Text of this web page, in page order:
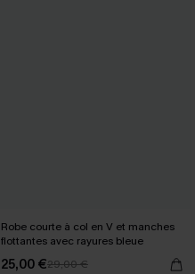
Robe courte à col en V et manches
flottantes avec rayures bleue
25,00 €29,00 €